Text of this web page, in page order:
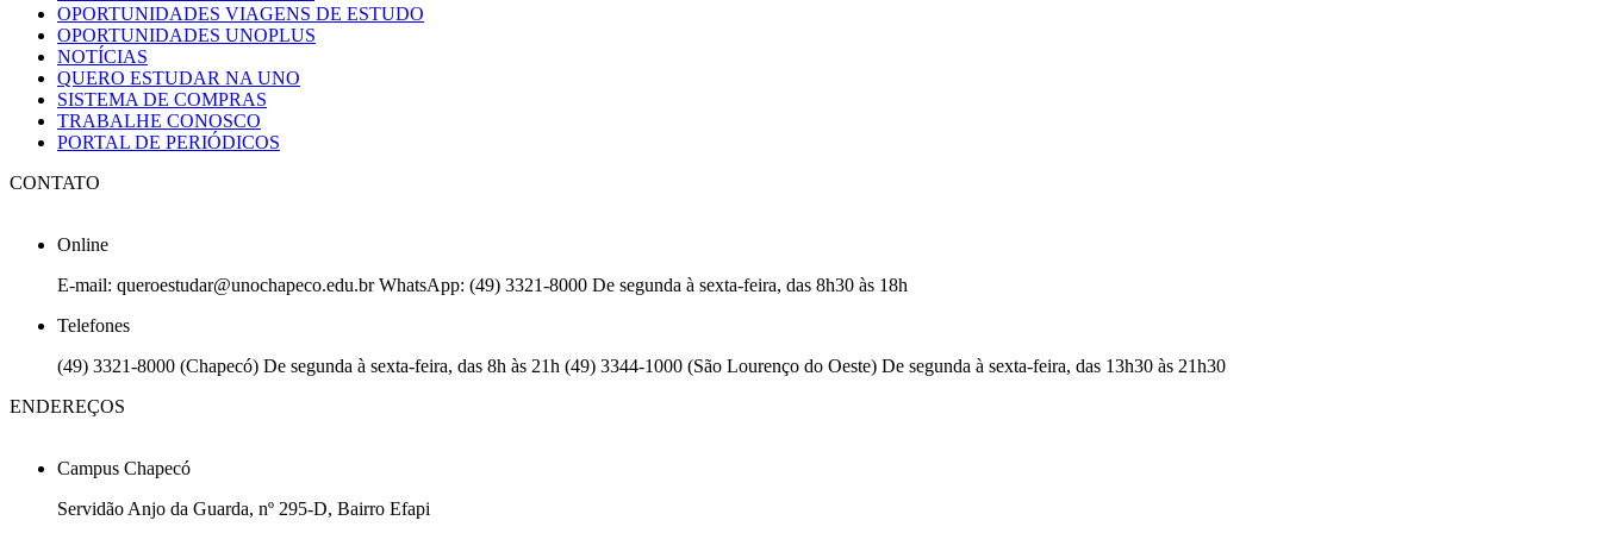
OPORTUNIDADES VIAGENS DE ESTUDO
OPORTUNIDADES UNOPLUS
NOTÍCIAS
QUERO ESTUDAR NA UNO
SISTEMA DE COMPRAS
TRABALHE CONOSCO
PORTAL DE PERIÓDICOS
CONTATO
Online
E-mail: queroestudar@unochapeco.edu.br WhatsApp: (49) 3321-8000 De segunda à sexta-feira, das 8h30 às 18h
Telefones
(49) 3321-8000 (Chapecó) De segunda à sexta-feira, das 8h às 21h (49) 3344-1000 (São Lourenço do Oeste) De segunda à sexta-feira, das 13h30 às 21h30
ENDEREÇOS
Campus Chapecó
Servidão Anjo da Guarda, nº 295-D, Bairro Efapi